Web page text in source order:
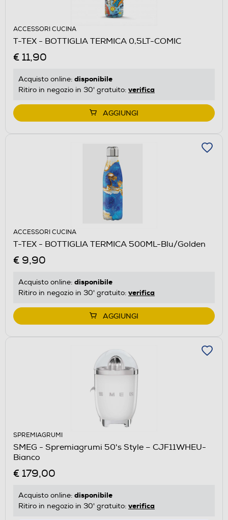
ACCESSORI CUCINA
T-TEX - BOTTIGLIA TERMICA 0,5LT-COMIC
€ 11,90
Acquisto online: disponibile
Ritiro in negozio in 30' gratuito: verifica
AGGIUNGI
ACCESSORI CUCINA
T-TEX - BOTTIGLIA TERMICA 500ML-Blu/Golden
€ 9,90
Acquisto online: disponibile
Ritiro in negozio in 30' gratuito: verifica
AGGIUNGI
SPREMIAGRUMI
SMEG - Spremiagrumi 50's Style – CJF11WHEU-
Bianco
€ 179,00
Acquisto online: disponibile
Ritiro in negozio in 30' gratuito: verifica